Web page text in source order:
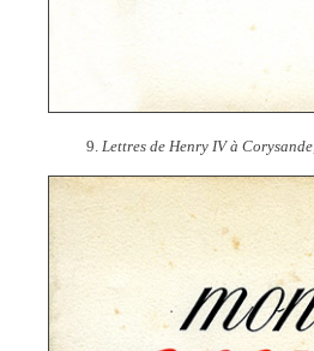
9. Lettres de Henry IV à Corysande,